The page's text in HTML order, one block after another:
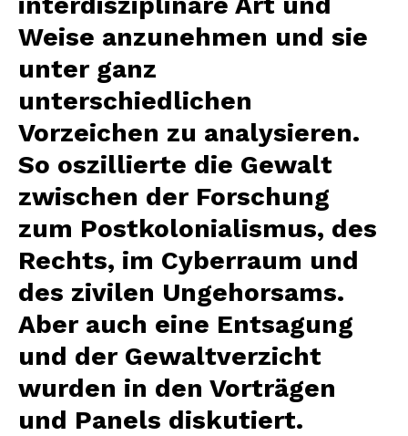
Weise anzunehmen und sie
unter ganz
unterschiedlichen
Vorzeichen zu analysieren.
So oszillierte die Gewalt
zwischen der Forschung
zum Postkolonialismus, des
Rechts, im Cyberraum und
des zivilen Ungehorsams.
Aber auch eine Entsagung
und der Gewaltverzicht
wurden in den Vorträgen
und Panels diskutiert.